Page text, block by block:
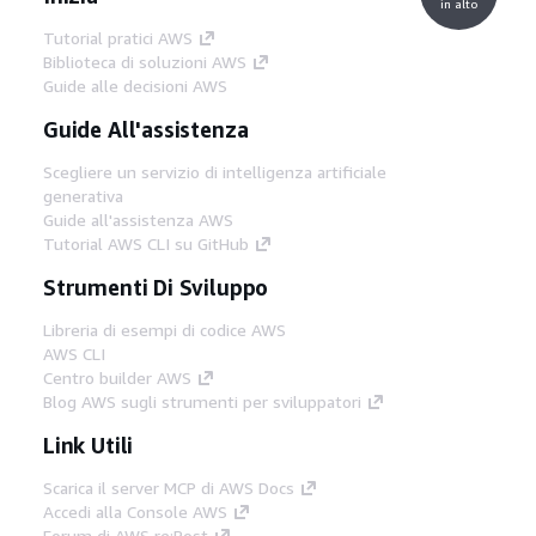
Tutorial pratici AWS
Biblioteca di soluzioni AWS
Guide alle decisioni AWS
Guide All'assistenza
Scegliere un servizio di intelligenza artificiale
generativa
Guide all'assistenza AWS
Tutorial AWS CLI su GitHub
Strumenti Di Sviluppo
Libreria di esempi di codice AWS
AWS CLI
Centro builder AWS
Blog AWS sugli strumenti per sviluppatori
Link Utili
Scarica il server MCP di AWS Docs
Accedi alla Console AWS
in alto